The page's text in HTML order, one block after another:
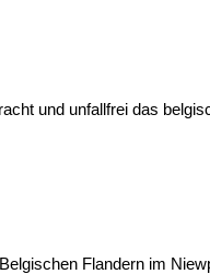
und unfallfrei das
Flandern im